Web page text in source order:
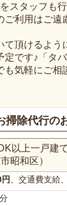
スタッフも
ご利用はご遠
て頂けるよう
です♪「タ
気軽にご相
掃除代行の
以上一戸建
昭和区）
、交通費支給